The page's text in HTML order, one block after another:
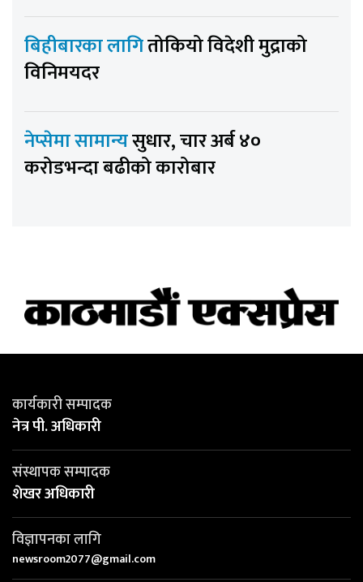
बिहीबारका लागितोकियो विदेशी मुद्राको
विनिमयदर
नेप्सेमा सामान्यसुधार, चार अर्ब ४०
करोडभन्दा बढीको कारोबार
कार्यकारी सम्पादक
नेत्र पी. अधिकारी
संस्थापक सम्पादक
शेखर अधिकारी
विज्ञापनका लागि
newsroom2077@gmail.com